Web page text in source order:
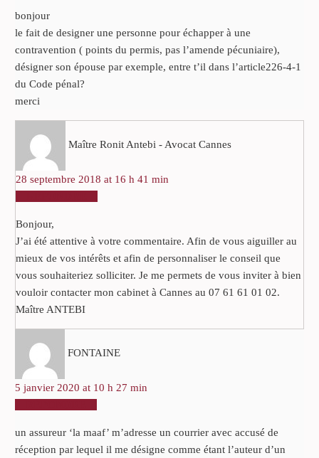
bonjour
le fait de designer une personne pour échapper à une
contravention ( points du permis, pas l’amende pécuniaire),
désigner son épouse par exemple, entre t’il dans l’article226-4-1
du Code pénal?
merci
Maître Ronit Antebi - Avocat Cannes
28 septembre 2018 at 16 h 41 min
Bonjour,
J’ai été attentive à votre commentaire. Afin de vous aiguiller au
mieux de vos intérêts et afin de personnaliser le conseil que
vous souhaiteriez solliciter. Je me permets de vous inviter à bien
vouloir contacter mon cabinet à Cannes au 07 61 61 01 02.
Maître ANTEBI
FONTAINE
5 janvier 2020 at 10 h 27 min
un assureur ‘la maaf’ m’adresse un courrier avec accusé de
réception par lequel il me désigne comme étant l’auteur d’un